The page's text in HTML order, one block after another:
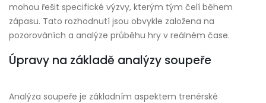
mohou řešit specifické výzvy, kterým tým čelí během
zápasu. Tato rozhodnutí jsou obvykle založena na
pozorováních a analýze průběhu hry v reálném čase.
Úpravy na základě analýzy soupeře
Analýza soupeře je základním aspektem trenérské